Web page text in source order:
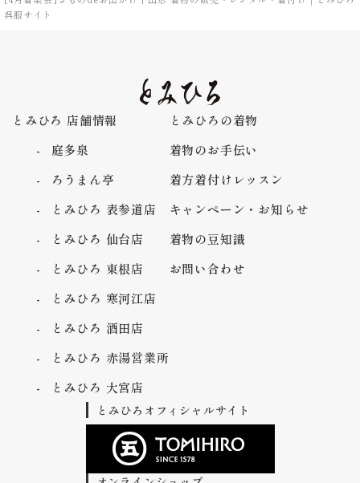
呉服サイト
とみひろオフィシャルサイト
とみひろ 店舗情報
庭多泉
ろうまん亭
とみひろ 表参道店
とみひろ 仙台店
とみひろ 東根店
とみひろ 寒河江店
とみひろ 酒田店
とみひろ 赤湯営業所
とみひろ 大宮店
とみひろの着物
着物のお手伝い
着方着付けレッスン
キャンペーン・お知らせ
着物の豆知識
お問い合わせ